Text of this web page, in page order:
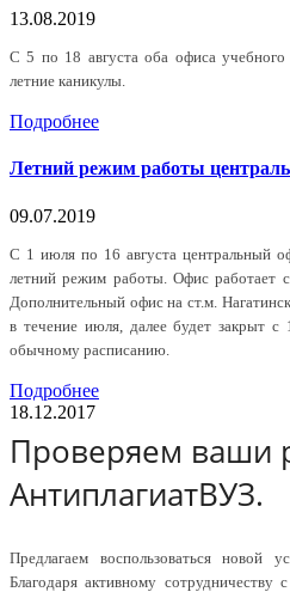
13.08.2019
С 5 по 18 августа оба офиса
летние каникулы.
Подробнее
Летний режим работы
09.07.2019
С 1 июля по 16 августа центральный
летний режим работы. Офис работает
Дополнительный офис на ст.м.
в течение июля, далее будет закрыт
обычному расписанию.
Подробнее
18.12.2017
Проверяем ваши
АнтиплагиатВУЗ.
Предлагаем воспользоваться новой
Благодаря активному сотрудничеству